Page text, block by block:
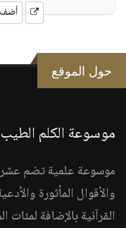
أضف
حول الموقع
موسوعة الكلم الطيب
موسوعة علمية تضم
والأقوال المأثورة
القرآنية بالإضافة لمئات